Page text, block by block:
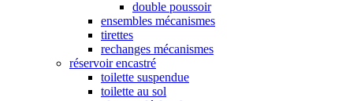
double poussoir
ensembles mécanismes
tirettes
rechanges mécanismes
réservoir encastré
toilette suspendue
toilette au sol